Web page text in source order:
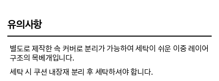
유의사항
별도로 제작한 속 커버로 분리가 가능하여 세탁이 쉬운 이중 레이어
구조의 목베개입니다.
세탁 시 쿠션 내장재 분리 후 세탁하셔야 합니다.